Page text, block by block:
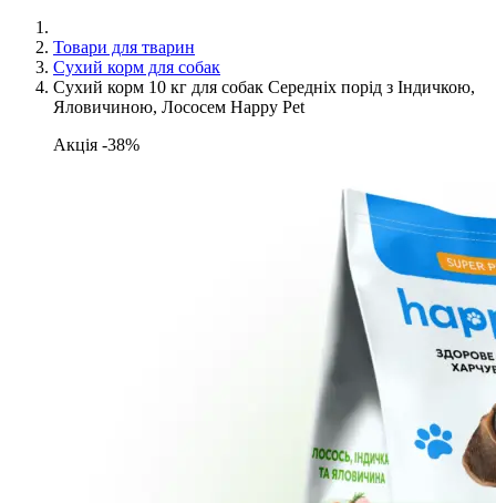
Товари для тварин
Сухий корм для собак
Сухий корм 10 кг для собак Середніх порід з Індичкою,
Яловичиною, Лососем Happy Pet
Акція -38%